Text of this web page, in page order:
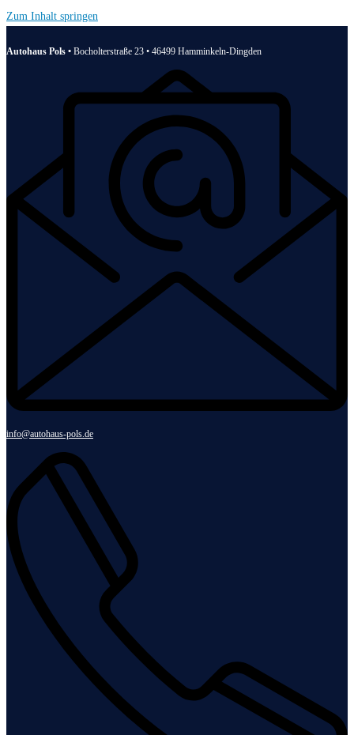
Zum Inhalt springen
Autohaus Pols • Bocholterstraße 23 • 46499 Hamminkeln-Dingden
info@autohaus-pols.de